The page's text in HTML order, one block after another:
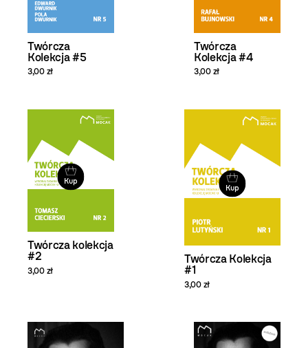
Twórcza
Kolekcja #5
3,00 zł
Twórcza
Kolekcja #4
3,00 zł
Kup
Twórcza kolekcja
#2
3,00 zł
Kup
Twórcza Kolekcja
#1
3,00 zł